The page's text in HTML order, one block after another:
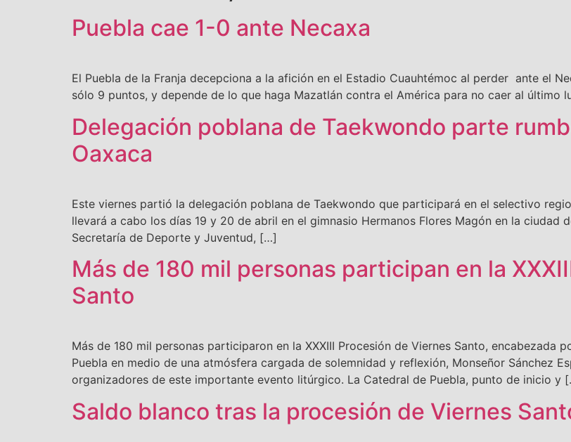
Puebla cae 1-0 ante Necaxa
El Puebla de la Franja decepciona a la afición en el Estadio Cuauhtémoc al perder ante el
sólo 9 puntos, y depende de lo que haga Mazatlán contra el América para no caer al último
Delegación poblana de Taekwondo parte
Oaxaca
Este viernes partió la delegación poblana de Taekwondo que participará en el selectivo
llevará a cabo los días 19 y 20 de abril en el gimnasio Hermanos Flores Magón en la ciudad
Secretaría de Deporte y Juventud, […]
Más de 180 mil personas participan en la
Santo
Más de 180 mil personas participaron en la XXXIII Procesión de Viernes Santo, encabezada
Puebla en medio de una atmósfera cargada de solemnidad y reflexión, Monseñor Sánchez
organizadores de este importante evento litúrgico. La Catedral de Puebla, punto de inicio y
Saldo blanco tras la procesión de Viernes